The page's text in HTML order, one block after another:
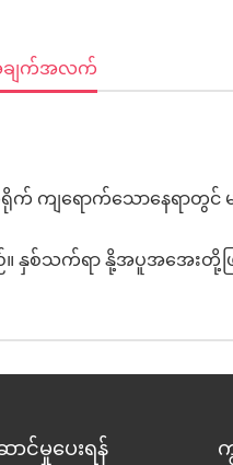
ျက်အလက်
ကျရောက်သောနေရာတွင်
နှစ်သက်ရာ နို့အပူအအေးတို့ဖ
င်မှုပေးရန်